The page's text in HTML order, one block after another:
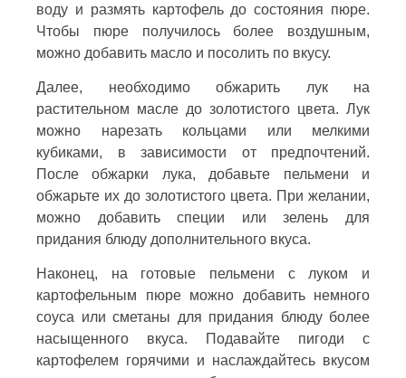
воду и размять картофель до состояния пюре.
Чтобы пюре получилось более воздушным,
можно добавить масло и посолить по вкусу.
Далее, необходимо обжарить лук на
растительном масле до золотистого цвета. Лук
можно нарезать кольцами или мелкими
кубиками, в зависимости от предпочтений.
После обжарки лука, добавьте пельмени и
обжарьте их до золотистого цвета. При желании,
можно добавить специи или зелень для
придания блюду дополнительного вкуса.
Наконец, на готовые пельмени с луком и
картофельным пюре можно добавить немного
соуса или сметаны для придания блюду более
насыщенного вкуса. Подавайте пигоди с
картофелем горячими и наслаждайтесь вкусом